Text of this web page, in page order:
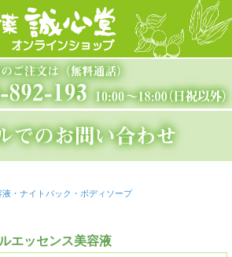
・ナイトパック・ボディソープ
エッセンス美容液